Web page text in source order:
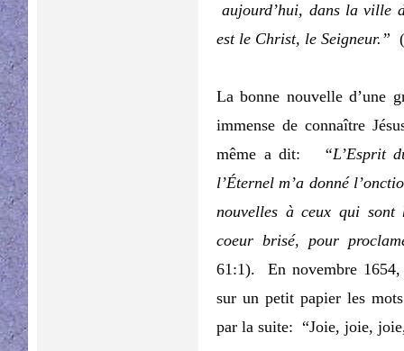
aujourd’hui, dans la ville
est le Christ, le Seigneur.”
La bonne nouvelle d’une
immense de connaître
même a dit:
“L’Esprit
l’Éternel m’a donné
nouvelles à ceux qui
coeur brisé, pour
61:1). En novembre
sur un petit papier les
par la suite: “Joie, joie,